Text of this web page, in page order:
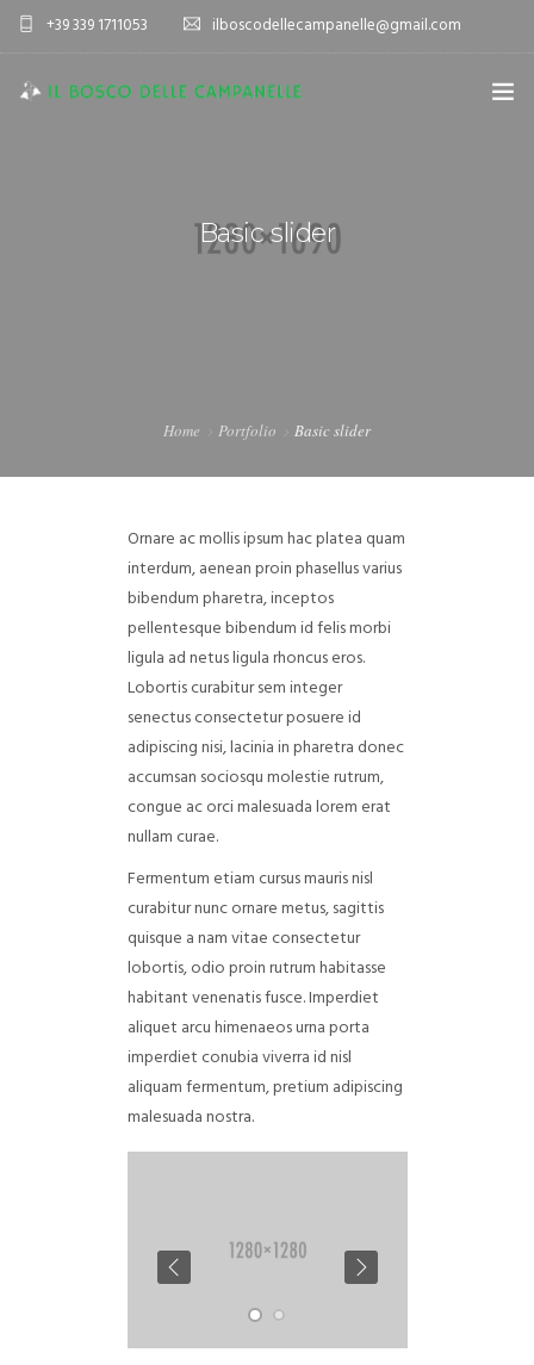
+39 339 1711053 ilboscodellecampanelle@gmail.com
Basic slider
Home Portfolio Basic slider
Ornare ac mollis ipsum hac platea quam
interdum, aenean proin phasellus varius
bibendum pharetra, inceptos
pellentesque bibendum id felis morbi
ligula ad netus ligula rhoncus eros.
Lobortis curabitur sem integer
senectus consectetur posuere id
adipiscing nisi, lacinia in pharetra donec
accumsan sociosqu molestie rutrum,
congue ac orci malesuada lorem erat
nullam curae.
Fermentum etiam cursus mauris nisl
curabitur nunc ornare metus, sagittis
quisque a nam vitae consectetur
lobortis, odio proin rutrum habitasse
habitant venenatis fusce. Imperdiet
aliquet arcu himenaeos urna porta
imperdiet conubia viverra id nisl
aliquam fermentum, pretium adipiscing
malesuada nostra.